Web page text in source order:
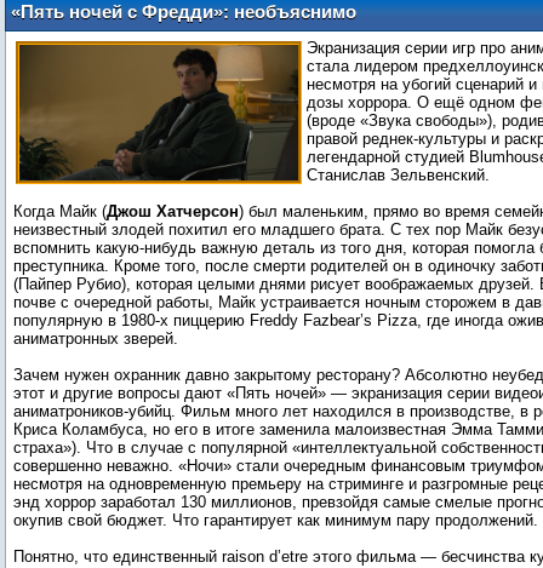
«Пять ночей с Фредди»: необъяснимо
популярный недохоррор о зверушках-
Экранизация серии игр про
стала лидером
несмотря на убогий сценарий и
дозы хоррора. О ещё одном
(вроде «Звука свободы»),
правой реднек-культуры и
легендарной студией
Станислав Зельвенский.
Когда Майк (Джош Хатчерсон) был маленьким, прямо во время
неизвестный злодей похитил его младшего брата. С тех пор Майк
вспомнить какую-нибудь важную деталь из того дня, которая помогла
преступника. Кроме того, после смерти родителей он в одиночку
(Пайпер Рубио), которая целыми днями рисует воображаемых друзей.
почве с очередной работы, Майк устраивается ночным сторожем в
популярную в 1980-х пиццерию Freddy Fazbear’s Pizza, где иногда
аниматронных зверей.
Зачем нужен охранник давно закрытому ресторану? Абсолютно
этот и другие вопросы дают «Пять ночей» — экранизация серии
аниматроников-убийц. Фильм много лет находился в производстве, в
Криса Коламбуса, но его в итоге заменила малоизвестная Эмма
страха»). Что в случае с популярной «интеллектуальной
совершенно неважно. «Ночи» стали очередным финансовым
несмотря на одновременную премьеру на стриминге и разгромные
энд хоррор заработал 130 миллионов, превзойдя самые смелые
окупив свой бюджет. Что гарантирует как минимум пару продолжений.
Понятно, что единственный raison d’etre этого фильма — бесчинства